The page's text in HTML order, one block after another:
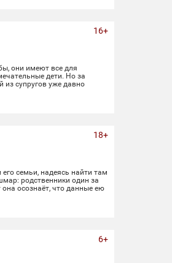
они имеют все для
дети. Но за
из супругов уже давно
это увлекательное
желаний.
16+
семьи, надеясь найти там
родственники один за
осознаёт, что данные ею
18+
6+